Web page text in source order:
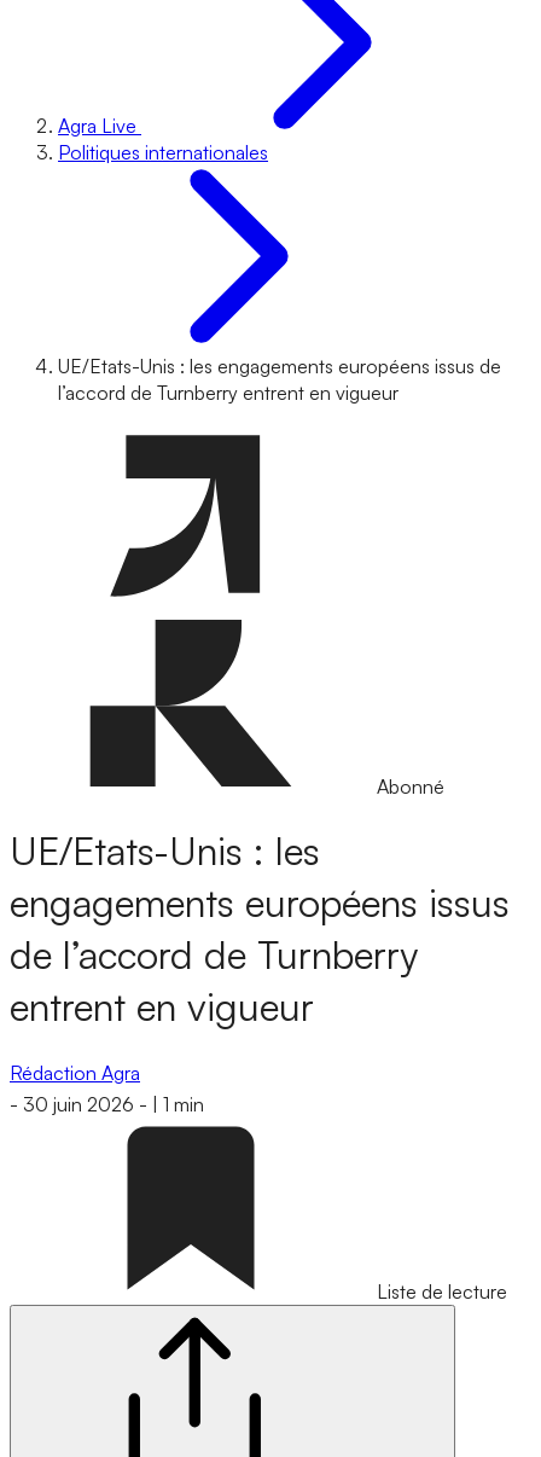
Agra Live
Politiques internationales
UE/Etats-Unis : les engagements européens issus de
l’accord de Turnberry entrent en vigueur
Abonné
UE/Etats-Unis : les
engagements européens issus
de l’accord de Turnberry
entrent en vigueur
Rédaction Agra
- 30 juin 2026 - 1 min
Liste de lecture